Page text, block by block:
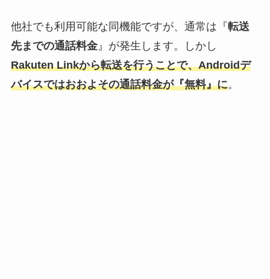
他社でも利用可能な同機能ですが、通常は『転送
先までの通話料金』が発生します。しかし
Rakuten Linkから転送を行うことで、Androidデ
バイスではおおよその通話料金が『無料』に。